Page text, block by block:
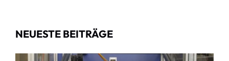
NEUESTE BEITRÄGE